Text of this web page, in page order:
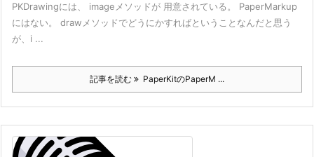
PKDrawingには、 imageメソッドが 用意されている。 PaperMarkup
にはない。 drawメソッドでどうにかすればということなんだと思う
が、i ...
記事を読む PaperKitのPaperM ...